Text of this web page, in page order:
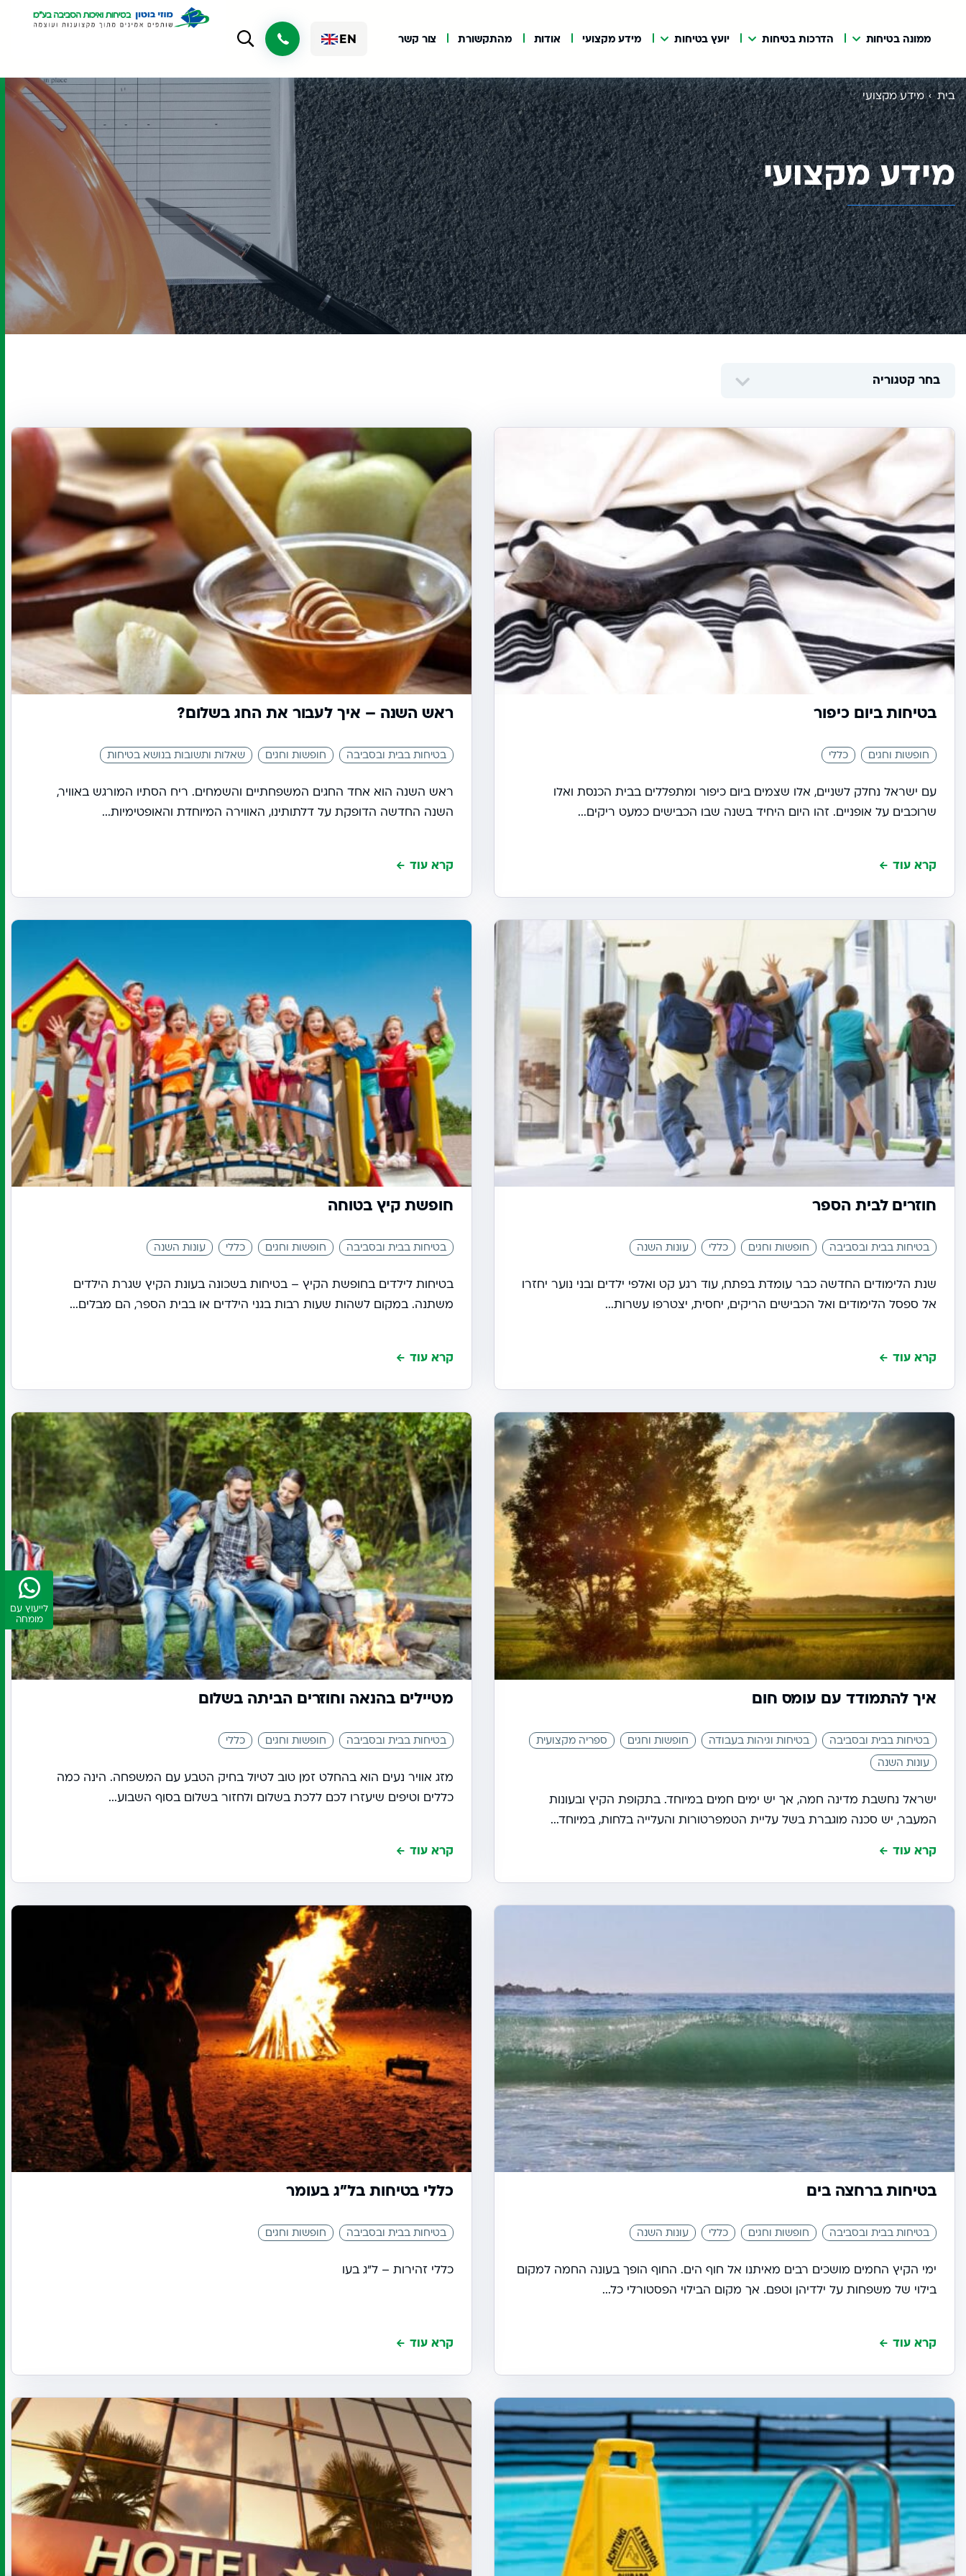
ממונה בטיחות הדרכות בטיחות יועץ בטיחות מידע מקצועי אודות מהתקשורת צור קשר EN
בית מידע מקצועי
מידע מקצועי
בחר קטגוריה
בטיחות ביום כיפור
חופשות וחגים כללי
עם ישראל נחלק לשניים, אלו שצמים ביום כיפור ומתפללים בבית הכנסת ואלו
שרוכבים על אופניים. זהו היום היחיד בשנה שבו הכבישים כמעט ריקים...
קרא עוד
ראש השנה – איך לעבור את החג בשלום?
בטיחות בבית ובסביבה חופשות וחגים שאלות ותשובות בנושא בטיחות
ראש השנה הוא אחד החגים המשפחתיים והשמחים. ריח הסתיו המורגש באוויר,
השנה החדשה הדופקת על דלתותינו, האווירה המיוחדת והאופטימיות...
קרא עוד
חוזרים לבית הספר
בטיחות בבית ובסביבה חופשות וחגים כללי עונות השנה
שנת הלימודים החדשה כבר עומדת בפתח, עוד רגע קט ואלפי ילדים ובני נוער יחזרו
אל ספסל הלימודים ואל הכבישים הריקים, יחסית, יצטרפו עשרות...
קרא עוד
חופשת קיץ בטוחה
בטיחות בבית ובסביבה חופשות וחגים כללי עונות השנה
בטיחות לילדים בחופשת הקיץ – בטיחות בשכונה בעונת הקיץ שגרת הילדים
משתנה. במקום לשהות שעות רבות בגני הילדים או בבית הספר, הם מבלים...
קרא עוד
איך להתמודד עם עומס חום
בטיחות בבית ובסביבה בטיחות וגיהות בעבודה חופשות וחגים
ספריה מקצועית
עונות השנה
ישראל נחשבת מדינה חמה, אך יש ימים חמים במיוחד. בתקופת הקיץ ובעונות
המעבר, יש סכנה מוגברת בשל עליית הטמפרטורות והעלייה בלחות, במיוחד...
קרא עוד
מטיילים בהנאה וחוזרים הביתה בשלום
בטיחות בבית ובסביבה חופשות וחגים כללי
מזג אוויר נעים הוא בהחלט זמן טוב לטיול בחיק הטבע עם המשפחה. הינה כמה
כללים וטיפים שיעזרו לכם ללכת בשלום ולחזור בשלום בסוף השבוע...
קרא עוד
בטיחות ברחצה בים
בטיחות בבית ובסביבה חופשות וחגים כללי עונות השנה
ימי הקיץ החמים מושכים רבים מאיתנו אל חוף הים. החוף הופך בעונה החמה למקום
בילוי של משפחות על ילדיהן וטפם. אך מקום הבילוי הפסטורלי כל...
קרא עוד
כללי בטיחות בל"ג בעומר
בטיחות בבית ובסביבה חופשות וחגים
כללי זהירות – ל"ג בעו
קרא עוד
לייעוץ עם
מומחה